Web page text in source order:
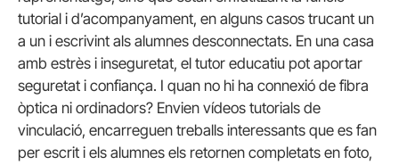
tutorial i d’acompanyament, en alguns casos trucant un
a un i escrivint als alumnes desconnectats. En una casa
amb estrès i inseguretat, el tutor educatiu pot aportar
seguretat i confiança. I quan no hi ha connexió de fibra
òptica ni ordinadors? Envien vídeos tutorials de
vinculació, encarreguen treballs interessants que es fan
per escrit i els alumnes els retornen completats en foto,